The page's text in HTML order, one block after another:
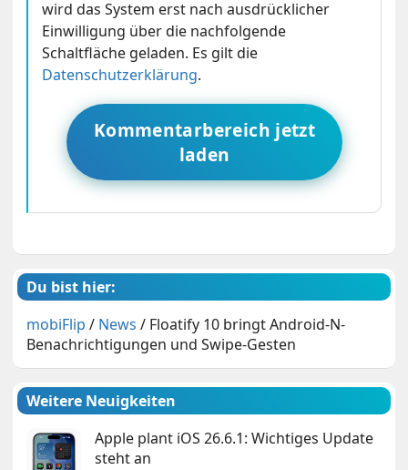
wird das System erst nach ausdrücklicher
Einwilligung über die nachfolgende
Schaltfläche geladen. Es gilt die
Datenschutzerklärung.
Kommentarbereich jetzt
laden
Du bist hier:
mobiFlip / News / Floatify 10 bringt Android-N-
Benachrichtigungen und Swipe-Gesten
Weitere Neuigkeiten
Apple plant iOS 26.6.1: Wichtiges Update
steht an